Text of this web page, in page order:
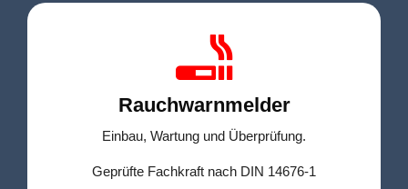
Rauchwarnmelder
Einbau, Wartung und Überprüfung.
Geprüfte Fachkraft nach DIN 14676-1